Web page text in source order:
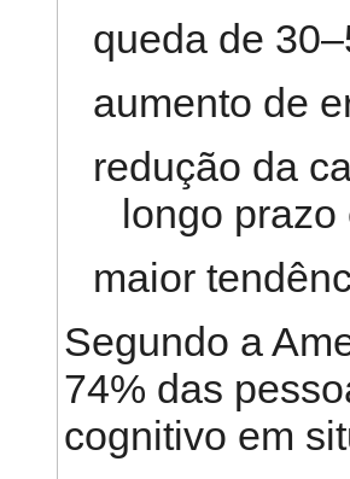
queda de
aumento de
redução da
longo prazo
maior
Segundo a
74% das
cognitivo em